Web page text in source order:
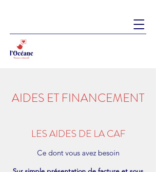
AIDES ET FINANCEMENT
LES AIDES DE LA CAF
Ce dont vous avez besoin